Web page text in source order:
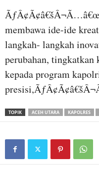
membawa ide-ide
langkah- langkah
perubahan, tingkatkan
kepada program
TOPIK ACEH UTARA KAPOLRES